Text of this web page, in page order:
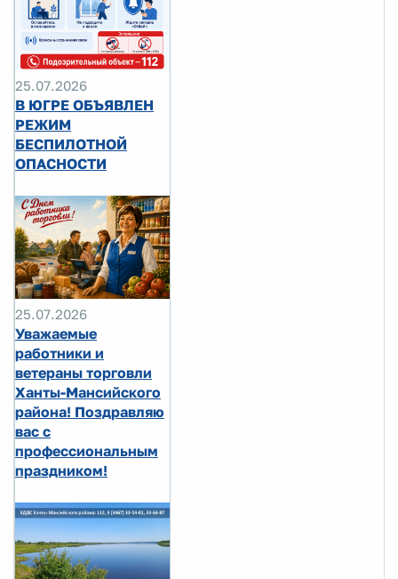
25.07.2026
В ЮГРЕ ОБЪЯВЛЕН
РЕЖИМ
БЕСПИЛОТНОЙ
ОПАСНОСТИ
25.07.2026
Уважаемые
работники и
ветераны торговли
Ханты-Мансийского
района! Поздравляю
вас с
профессиональным
праздником!